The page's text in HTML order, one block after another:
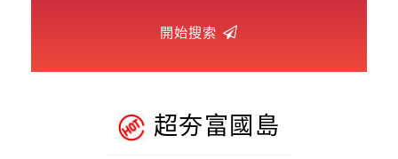
開始搜索
超夯富國島